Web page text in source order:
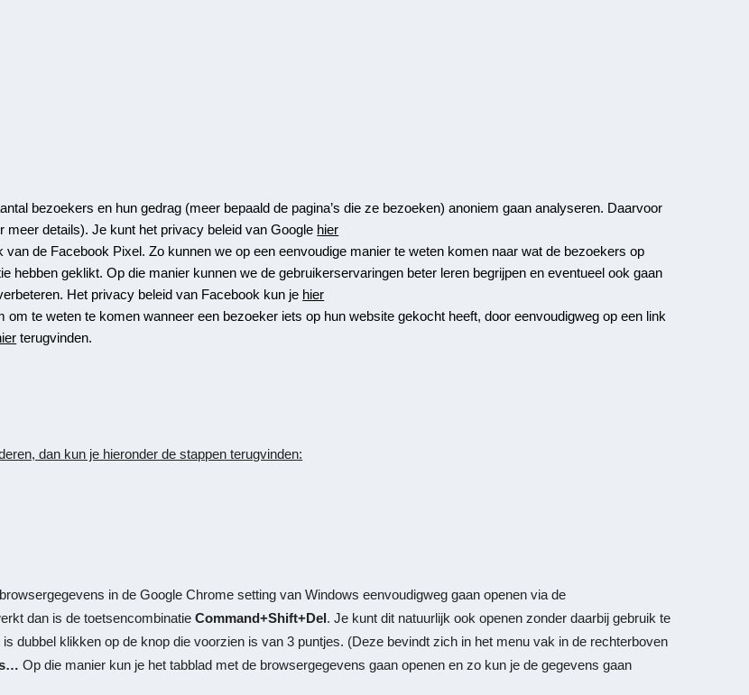
bezoekers en hun gedrag (meer bepaald de pagina’s die ze bezoeken) anoniem gaan analyseren. Daarvoor
details). Je kunt het privacy beleid van Google hier
de Facebook Pixel. Zo kunnen we op een eenvoudige manier te weten komen naar wat de bezoekers op
hebben geklikt. Op die manier kunnen we de gebruikerservaringen beter leren begrijpen en eventueel ook gaan
Het privacy beleid van Facebook kun je hier
te weten te komen wanneer een bezoeker iets op hun website gekocht heeft, door eenvoudigweg op een link
terugvinden.
dan kun je hieronder de stappen terugvinden:
in de Google Chrome setting van Windows eenvoudigweg gaan openen via de
dan is de toetsencombinatieCommand+Shift+Del. Je kunt dit natuurlijk ook openen zonder daarbij gebruik te
dubbel klikken op de knop die voorzien is van 3 puntjes. (Deze bevindt zich in het menu vak in de rechterboven
Op die manier kun je het tabblad met de browsergegevens gaan openen en zo kun je de gegevens gaan